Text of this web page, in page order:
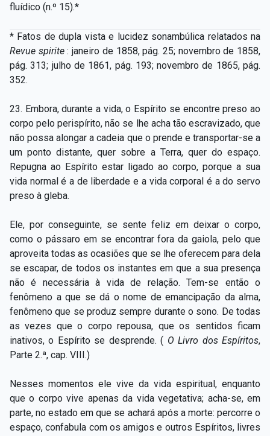
fluídico (n.º 15).*
* Fatos de dupla vista e lucidez sonambúlica relatados na
Revue spirite: janeiro de 1858, pág. 25; novembro de 1858,
pág. 313; julho de 1861, pág. 193; novembro de 1865, pág.
352.
23. Embora, durante a vida, o Espírito se encontre preso ao
corpo pelo perispírito, não se lhe acha tão escravizado, que
não possa alongar a cadeia que o prende e transportar-se a
um ponto distante, quer sobre a Terra, quer do espaço.
Repugna ao Espírito estar ligado ao corpo, porque a sua
vida normal é a de liberdade e a vida corporal é a do servo
preso à gleba.
Ele, por conseguinte, se sente feliz em deixar o corpo,
como o pássaro em se encontrar fora da gaiola, pelo que
aproveita todas as ocasiões que se lhe oferecem para dela
se escapar, de todos os instantes em que a sua presença
não é necessária à vida de relação. Tem-se então o
fenômeno a que se dá o nome de emancipação da alma,
fenômeno que se produz sempre durante o sono. De todas
as vezes que o corpo repousa, que os sentidos ficam
inativos, o Espírito se desprende. ( O Livro dos Espíritos,
Parte 2.ª, cap. VIII.)
Nesses momentos ele vive da vida espiritual, enquanto
que o corpo vive apenas da vida vegetativa; acha-se, em
parte, no estado em que se achará após a morte: percorre o
espaço, confabula com os amigos e outros Espíritos, livres